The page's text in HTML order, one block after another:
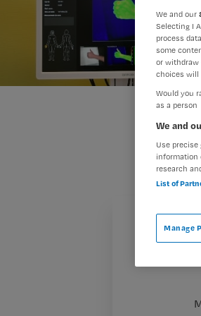
We and our
Selecting I
process
some
or withdraw
choices will
Would you
as a person
We and
Use
information
research
List of
Manage